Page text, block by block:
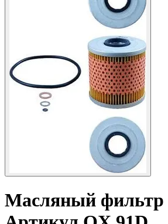
Масляный фильтр